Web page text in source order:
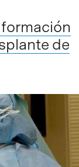
de